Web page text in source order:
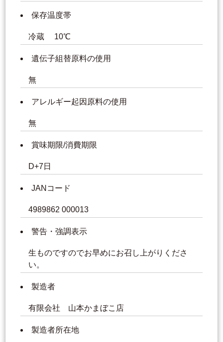
保存温度帯
冷蔵 10℃
遺伝子組替原料の使用
無
アレルギー起因原料の使用
無
賞味期限/消費期限
D+7日
JANコード
4989862 000013
警告・強調表示
生ものですのでお早めにお召し上がりくださ
い。
製造者
有限会社 山本かまぼこ店
製造者所在地